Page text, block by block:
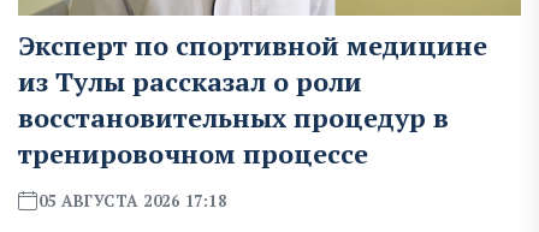
Эксперт по спортивной медицине
из Тулы рассказал о роли
восстановительных процедур в
тренировочном процессе
05 АВГУСТА 2026 17:18